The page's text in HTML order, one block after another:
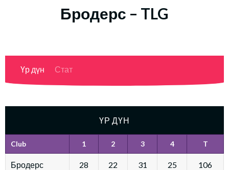
Бродерс – TLG
Үр дүн Стат
ҮР ДҮН
Club 1 2 3 4 T
Бродерс 28 22 31 25 106